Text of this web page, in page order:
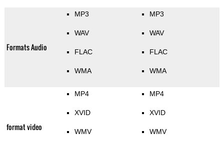
Formats Audio
MP3
WAV
FLAC
WMA
MP3
WAV
FLAC
WMA
format video
MP4
XVID
WMV
MP4
XVID
WMV